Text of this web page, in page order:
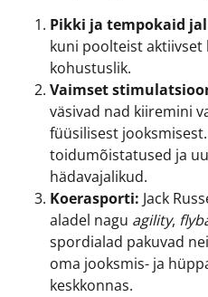
Pikki ja tempokaid
kuni poolteist aktiivset
kohustuslik.
Vaimset
väsivad nad kiiremini
füüsilisest
toidumõistatused ja
hädavajalikud.
Koerasporti: Jack
aladel nagu agility,
spordialad pakuvad
oma jooksmis- ja
keskkonnas.